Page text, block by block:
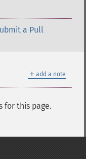
a Pull
＋ add a note
for this page.